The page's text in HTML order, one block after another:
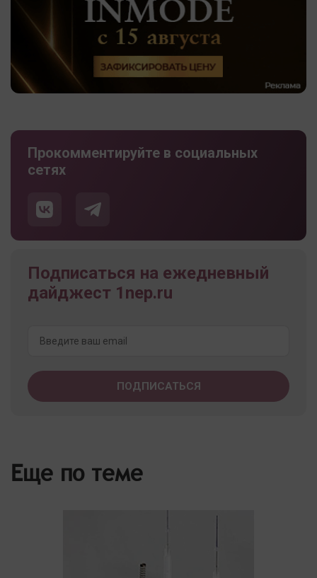
Прокомментируйте в социальных
сетях
Подписаться на ежедневный
дайджест 1nep.ru
Еще по теме